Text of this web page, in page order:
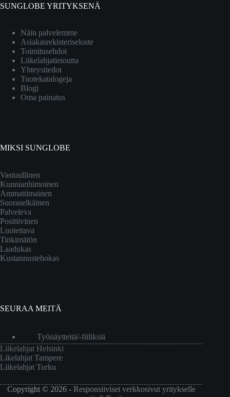
SUNGLOBE YRITYKSENÄ
Näin palvelemme
Asiakasrekisteriseloste
Toimitusehdot
Liikelahjatietoutta
Yhteystiedot
Tuotekatalogeja
Blogi
Oma painatus
MIKSI SUNGLOBE
Vastuullinen
Kunnianhimoinen
Ammattimainen
Suoraselkäinen
Palveleva
Positiivinen
Luotettava
Tinkimätön
Laadukas
Kustannustehokas
SEURAA MEITÄ
Työnäytteitä/-fiiliksiä
Liikelahjat Helsinki
Likelahjat Tampere
Liikelahjat Turku
Copyright © 2026 - Responsiiviset verkkosivut yritykselle